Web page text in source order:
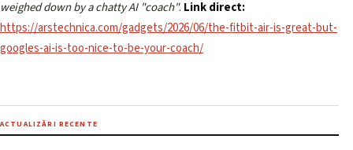
weighed down by a chatty AI "coach". Link direct:
https://arstechnica.com/gadgets/2026/06/the-fitbit-air-is-great-but-
googles-ai-is-too-nice-to-be-your-coach/
ACTUALIZĂRI RECENTE